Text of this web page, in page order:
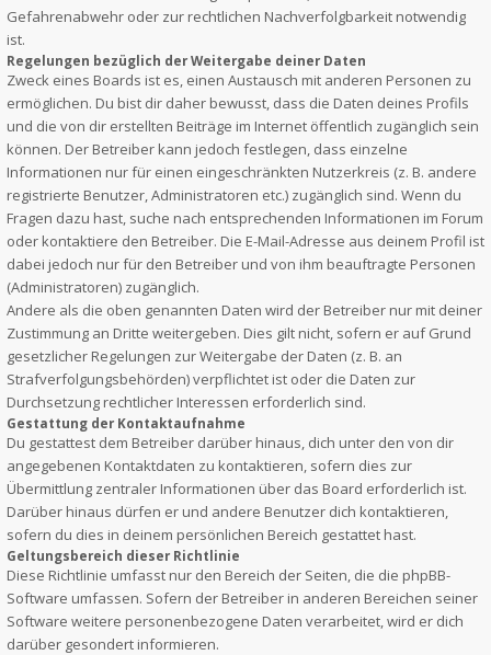
Gefahrenabwehr oder zur rechtlichen Nachverfolgbarkeit notwendig
ist.
Regelungen bezüglich der Weitergabe deiner Daten
Zweck eines Boards ist es, einen Austausch mit anderen Personen zu
ermöglichen. Du bist dir daher bewusst, dass die Daten deines Profils
und die von dir erstellten Beiträge im Internet öffentlich zugänglich sein
können. Der Betreiber kann jedoch festlegen, dass einzelne
Informationen nur für einen eingeschränkten Nutzerkreis (z. B. andere
registrierte Benutzer, Administratoren etc.) zugänglich sind. Wenn du
Fragen dazu hast, suche nach entsprechenden Informationen im Forum
oder kontaktiere den Betreiber. Die E-Mail-Adresse aus deinem Profil ist
dabei jedoch nur für den Betreiber und von ihm beauftragte Personen
(Administratoren) zugänglich.
Andere als die oben genannten Daten wird der Betreiber nur mit deiner
Zustimmung an Dritte weitergeben. Dies gilt nicht, sofern er auf Grund
gesetzlicher Regelungen zur Weitergabe der Daten (z. B. an
Strafverfolgungsbehörden) verpflichtet ist oder die Daten zur
Durchsetzung rechtlicher Interessen erforderlich sind.
Gestattung der Kontaktaufnahme
Du gestattest dem Betreiber darüber hinaus, dich unter den von dir
angegebenen Kontaktdaten zu kontaktieren, sofern dies zur
Übermittlung zentraler Informationen über das Board erforderlich ist.
Darüber hinaus dürfen er und andere Benutzer dich kontaktieren,
sofern du dies in deinem persönlichen Bereich gestattet hast.
Geltungsbereich dieser Richtlinie
Diese Richtlinie umfasst nur den Bereich der Seiten, die die phpBB-
Software umfassen. Sofern der Betreiber in anderen Bereichen seiner
Software weitere personenbezogene Daten verarbeitet, wird er dich
darüber gesondert informieren.